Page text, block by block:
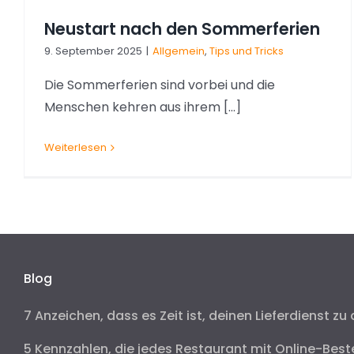
Neustart nach den Sommerferien
9. September 2025 | Allgemein, Tips und Tricks
Die Sommerferien sind vorbei und die
Menschen kehren aus ihrem [...]
Weiterlesen
Blog
7 Anzeichen, dass es Zeit ist, deinen Lieferdienst
5 Kennzahlen, die jedes Restaurant mit Online-